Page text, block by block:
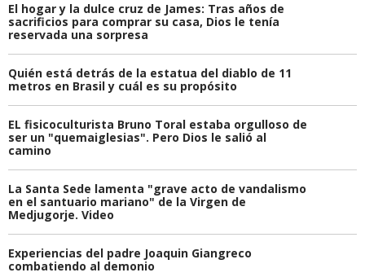
El hogar y la dulce cruz de James: Tras años de
sacrificios para comprar su casa, Dios le tenía
reservada una sorpresa
Quién está detrás de la estatua del diablo de 11
metros en Brasil y cuál es su propósito
EL fisicoculturista Bruno Toral estaba orgulloso de
ser un "quemaiglesias". Pero Dios le salió al
camino
La Santa Sede lamenta "grave acto de vandalismo
en el santuario mariano" de la Virgen de
Medjugorje. Video
Experiencias del padre Joaquin Giangreco
combatiendo al demonio